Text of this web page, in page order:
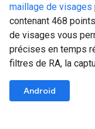
maillage de visages
contenant 468
de visages vous
précises en temps
filtres de RA, la
Android